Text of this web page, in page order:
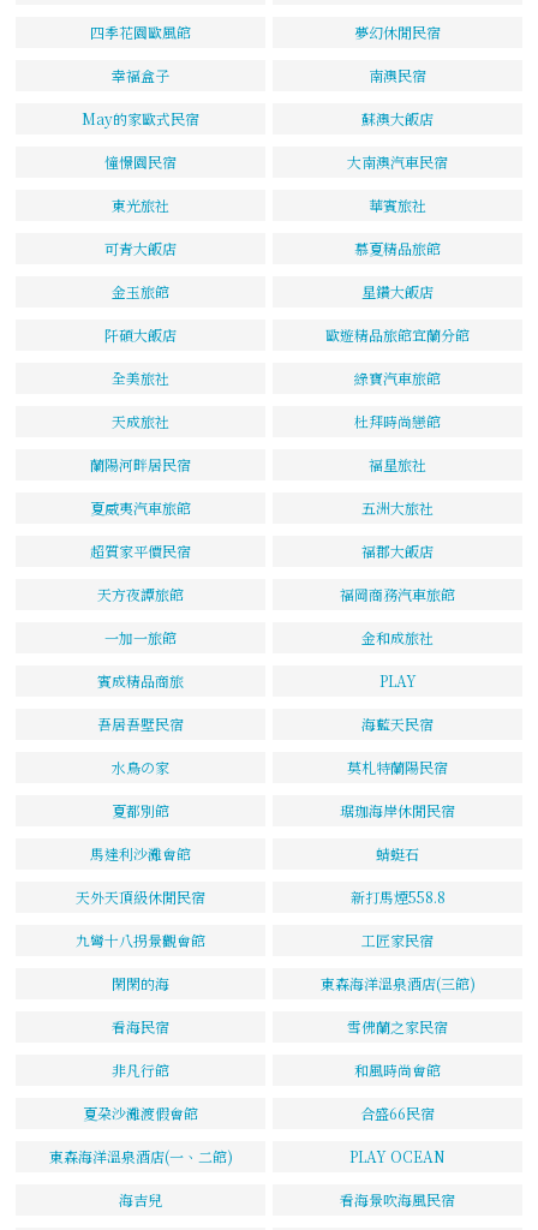
四季花園歐風館 夢幻休閒民宿
幸福盒子 南澳民宿
May的家歐式民宿 蘇澳大飯店
憧憬園民宿 大南澳汽車民宿
東光旅社 華賓旅社
可青大飯店 慕夏精品旅館
金玉旅館 星鑽大飯店
阡碩大飯店 歐遊精品旅館宜蘭分館
全美旅社 綠寶汽車旅館
天成旅社 杜拜時尚戀館
蘭陽河畔居民宿 福星旅社
夏威夷汽車旅館 五洲大旅社
超質家平價民宿 福郡大飯店
天方夜譚旅館 福岡商務汽車旅館
一加一旅館 金和成旅社
賓成精品商旅 PLAY
吾居吾墅民宿 海藍天民宿
水鳥の家 莫札特蘭陽民宿
夏都別館 琚珈海岸休閒民宿
馬達利沙灘會館 蜻蜓石
天外天頂級休閒民宿 新打馬煙558.8
九彎十八拐景觀會館 工匠家民宿
閑閑的海 東森海洋溫泉酒店(三館)
看海民宿 雪佛蘭之家民宿
非凡行館 和風時尚會館
夏朶沙灘渡假會館 合盛66民宿
東森海洋溫泉酒店(一、二館) PLAY OCEAN
海吉兒 看海景吹海風民宿